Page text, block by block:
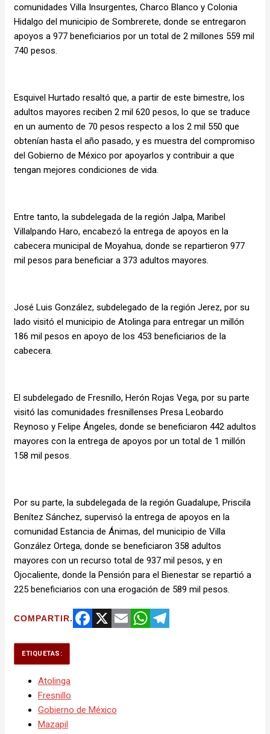
comunidades Villa Insurgentes, Charco Blanco y Colonia
Hidalgo del municipio de Sombrerete, donde se entregaron
apoyos a 977 beneficiarios por un total de 2 millones 559 mil
740 pesos.
Esquivel Hurtado resaltó que, a partir de este bimestre, los
adultos mayores reciben 2 mil 620 pesos, lo que se traduce
en un aumento de 70 pesos respecto a los 2 mil 550 que
obtenían hasta el año pasado, y es muestra del compromiso
del Gobierno de México por apoyarlos y contribuir a que
tengan mejores condiciones de vida.
Entre tanto, la subdelegada de la región Jalpa, Maribel
Villalpando Haro, encabezó la entrega de apoyos en la
cabecera municipal de Moyahua, donde se repartieron 977
mil pesos para beneficiar a 373 adultos mayores.
José Luis González, subdelegado de la región Jerez, por su
lado visitó el municipio de Atolinga para entregar un millón
186 mil pesos en apoyo de los 453 beneficiarios de la
cabecera.
El subdelegado de Fresnillo, Herón Rojas Vega, por su parte
visitó las comunidades fresnillenses Presa Leobardo
Reynoso y Felipe Ángeles, donde se beneficiaron 442 adultos
mayores con la entrega de apoyos por un total de 1 millón
158 mil pesos.
Por su parte, la subdelegada de la región Guadalupe, Priscila
Benítez Sánchez, supervisó la entrega de apoyos en la
comunidad Estancia de Ánimas, del municipio de Villa
González Ortega, donde se beneficiaron 358 adultos
mayores con un recurso total de 937 mil pesos, y en
Ojocaliente, donde la Pensión para el Bienestar se repartió a
225 beneficiarios con una erogación de 589 mil pesos.
COMPARTIR.
ETIQUETAS:
Atolinga
Fresnillo
Gobierno de México
Mazapil